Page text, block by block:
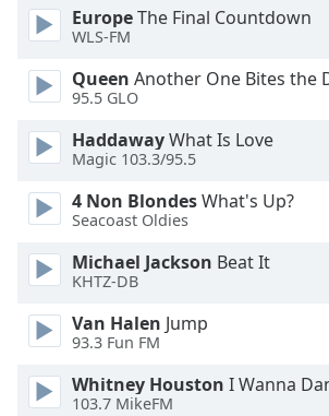
EuropeThe Final Countdown
WLS-FM
Queen Another One Bites the
95.5 GLO
HaddawayWhat Is Love
Magic 103.3/95.5
4 Non BlondesWhat's Up?
Seacoast Oldies
Michael Jackson Beat It
KHTZ-DB
Van Halen Jump
93.3 Fun FM
Whitney Houston I Wanna
103.7 MikeFM